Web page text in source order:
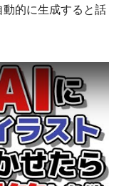
的に生成すると話